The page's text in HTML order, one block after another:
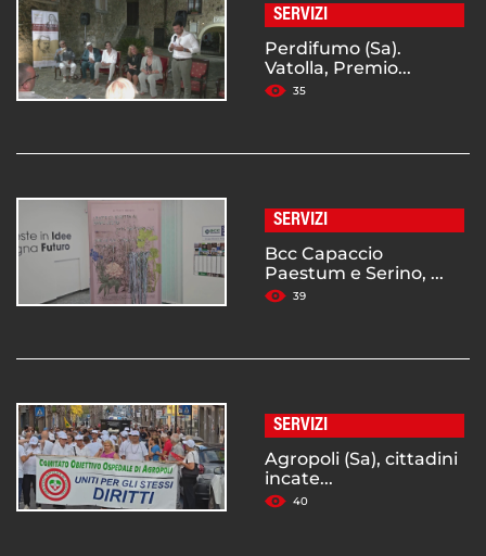
SERVIZI
Perdifumo (Sa).
Vatolla, Premio...
35
SERVIZI
Bcc Capaccio
Paestum e Serino, ...
39
SERVIZI
Agropoli (Sa), cittadini
incate...
40